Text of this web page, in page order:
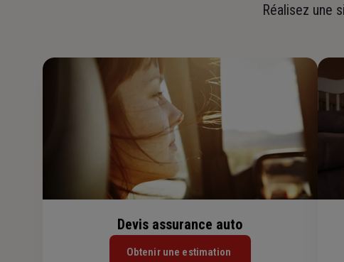
Réalisez une
Devis assurance auto
Obtenir une estimation